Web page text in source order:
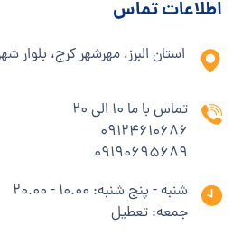
اطلاعات تماس
استان البرز، مهرشهر کرج، بلوار
تماس با ما 10 الی 20
09124610686
09190695689
شنبه - پنج شنبه: 10.00 - 20.00
جمعه: تعطیل